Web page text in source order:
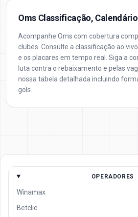
Oms Classificação,
Acompanhe Oms com cobertura
clubes. Consulte a classificação ao
e os placares em tempo real. Siga a
luta contra o rebaixamento e pelas
nossa tabela detalhada incluindo
gols.
OPERADORES
Winamax
Betclic